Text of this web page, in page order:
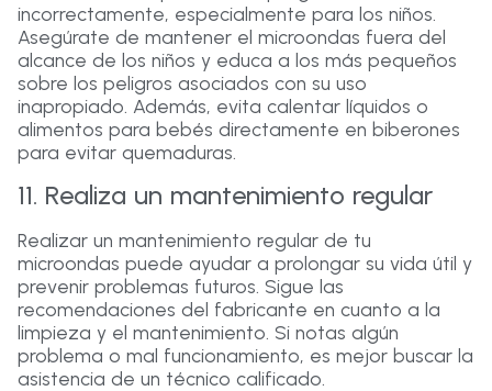
incorrectamente, especialmente para los niños.
Asegúrate de mantener el microondas fuera del
alcance de los niños y educa a los más pequeños
sobre los peligros asociados con su uso
inapropiado. Además, evita calentar líquidos o
alimentos para bebés directamente en biberones
para evitar quemaduras.
11. Realiza un mantenimiento regular
Realizar un mantenimiento regular de tu
microondas puede ayudar a prolongar su vida útil y
prevenir problemas futuros. Sigue las
recomendaciones del fabricante en cuanto a la
limpieza y el mantenimiento. Si notas algún
problema o mal funcionamiento, es mejor buscar la
asistencia de un técnico calificado.